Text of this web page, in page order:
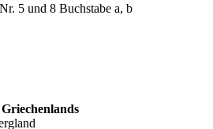
5 und 8 Buchstabe a, b